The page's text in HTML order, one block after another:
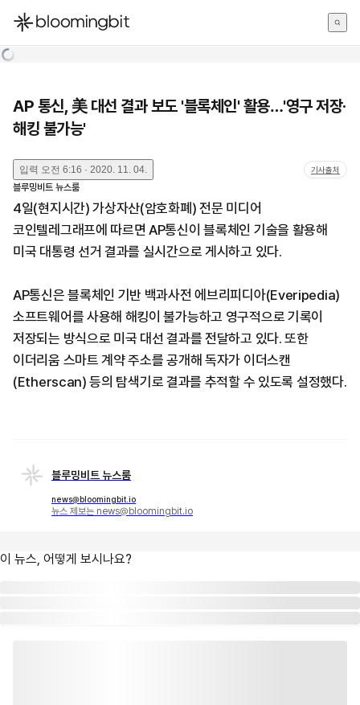
한국어
AP 통신, 美 대선 결과 보도 '블록체인' 활용…'영구 저장·
해킹 불가능'
입력 오전 6:16 · 2020. 11. 04. 기사출처
블루밍비트 뉴스룸
4일(현지시간) 가상자산(암호화폐) 전문 미디어
코인텔레그래프에 따르면 AP통신이 블록체인 기술을 활용해
미국 대통령 선거 결과를 실시간으로 게시하고 있다.
AP통신은 블록체인 기반 백과사전 에브리피디아(Everipedia)
소프트웨어를 사용해 해킹이 불가능하고 영구적으로 기록이
저장되는 방식으로 미국 대선 결과를 전달하고 있다. 또한
이더리움 스마트 계약 주소를 공개해 독자가 이더스캔
(Etherscan) 등의 탐색기로 결과를 추적할 수 있도록 설정했다.
블루밍비트 뉴스룸
news@bloomingbit.io
뉴스 제보는 news@bloomingbit.io
이 뉴스, 어떻게 보시나요?